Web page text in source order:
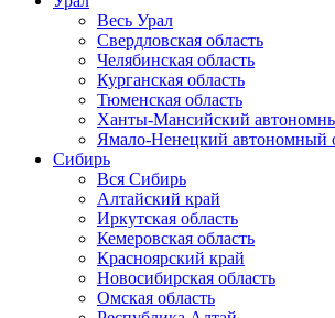
Весь Урал
Свердловская область
Челябинская область
Курганская область
Тюменская область
Ханты-Мансийский
Ямало-Ненецкий автономный
Сибирь
Вся Сибирь
Алтайский край
Иркутская область
Кемеровская область
Красноярский край
Новосибирская область
Омская область